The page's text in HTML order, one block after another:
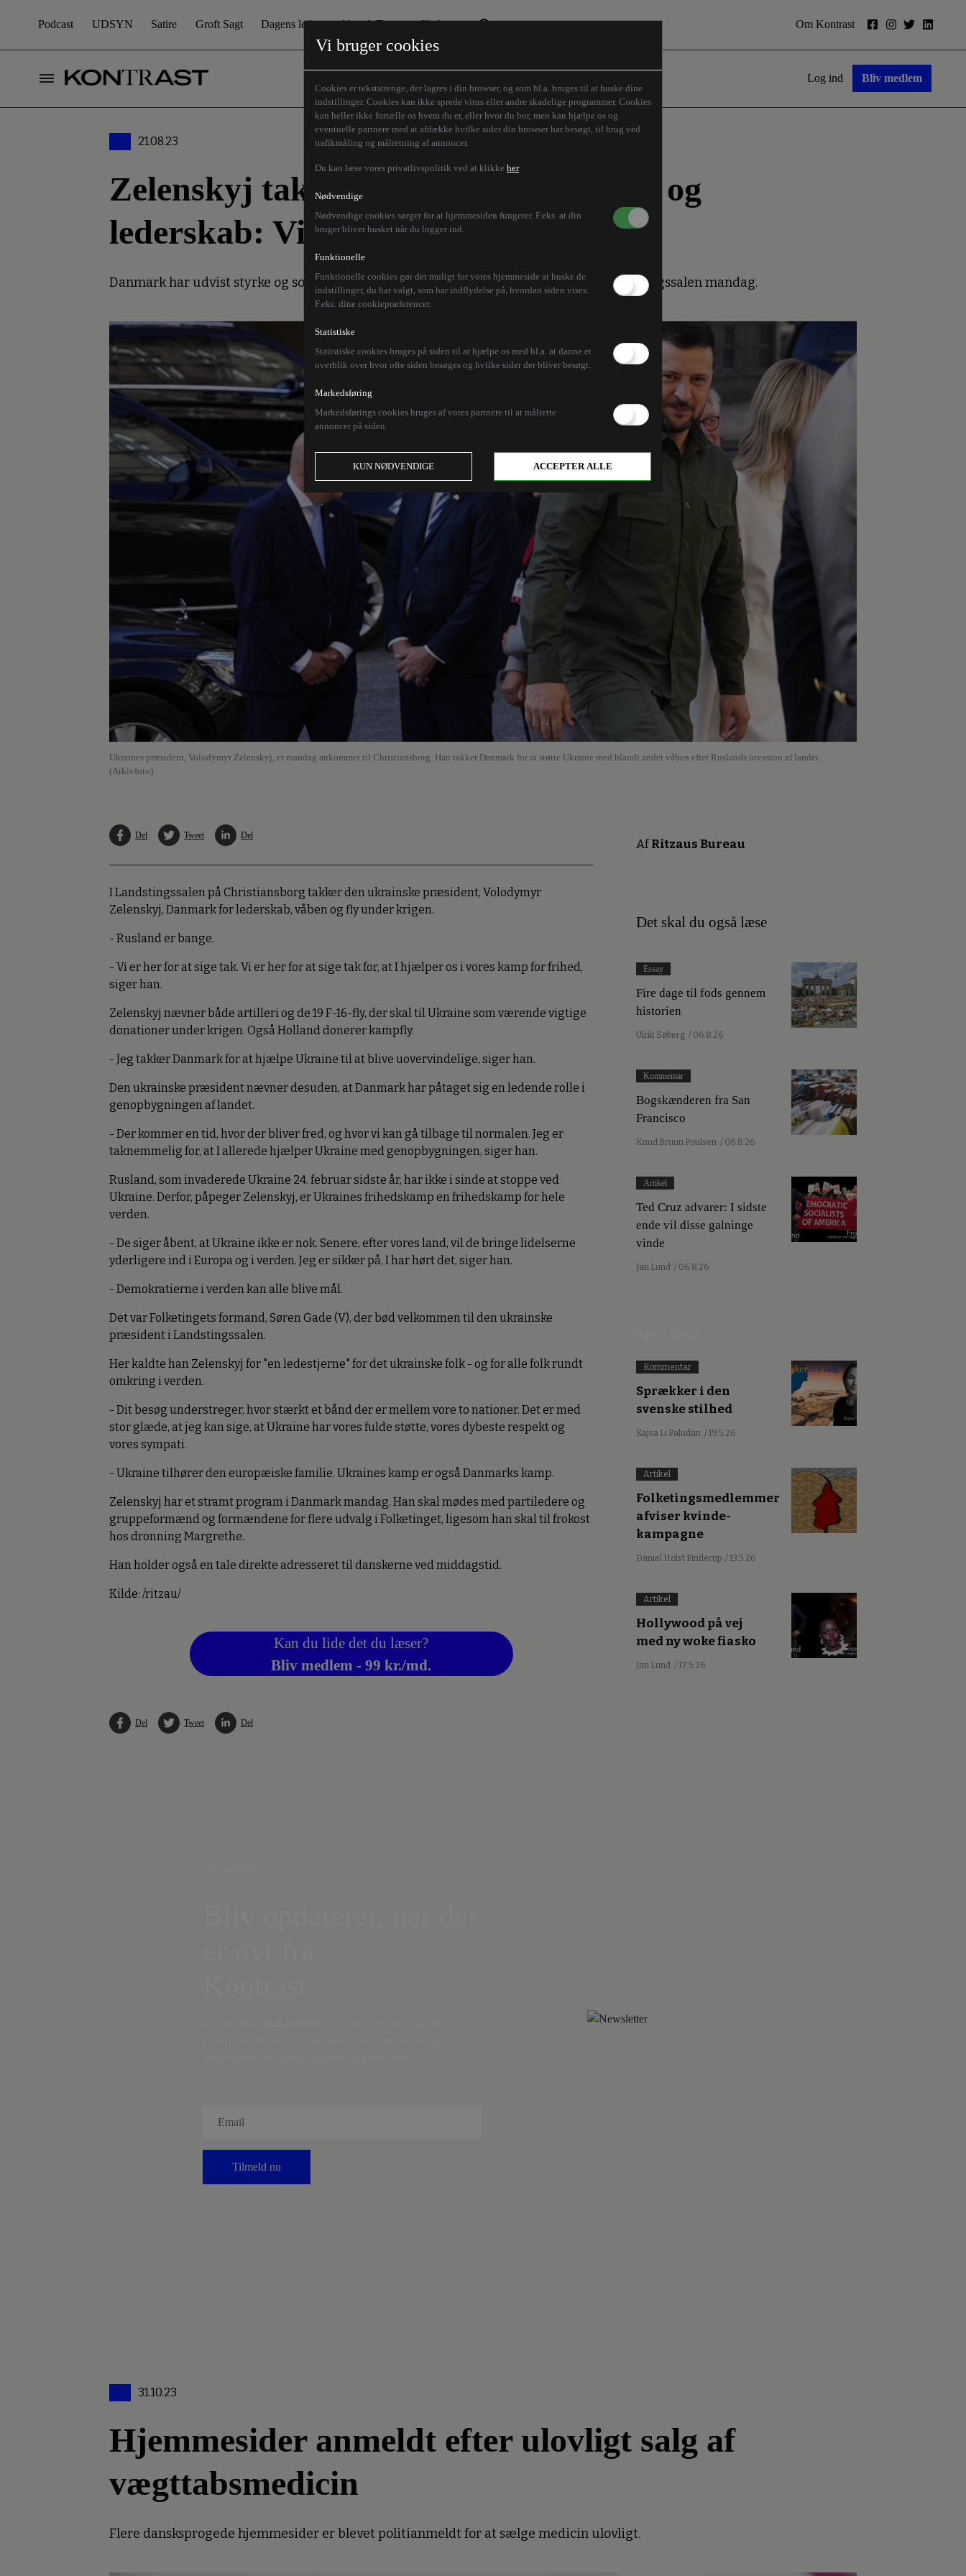
Vi bruger cookies
Cookies er tekststrenge, der lagres i din browser, og som bl.a. bruges til at huske dine
indstillinger. Cookies kan ikke sprede virus eller andre skadelige programmer. Cookies
kan heller ikke fortælle os hvem du er, eller hvor du bor, men kan hjælpe os og
eventuelle partnere med at afdække hvilke sider din browser har besøgt, til brug ved
trafikmåling og målretning af annoncer.
Du kan læse vores privatlivspolitik ved at klikke her
Nødvendige
Nødvendige cookies sørger for at hjemmesiden fungerer. F.eks. at din
bruger bliver husket når du logger ind.
Funktionelle
Funktionelle cookies gør det muligt for vores hjemmeside at huske de
indstillinger, du har valgt, som har indflydelse på, hvordan siden vises.
F.eks. dine cookiepræferencer.
Statistiske
Statistiske cookies bruges på siden til at hjælpe os med bl.a. at danne et
overblik over hvor ofte siden besøges og hvilke sider der bliver besøgt.
Markedsføring
Markedsførings cookies bruges af vores partnere til at målrette
annoncer på siden.
KUN NØDVENDIGE ACCEPTER ALLE
Podcast UDSYN Satire Groft Sagt Dagens leder Aktuelt Tema
Den borgelige brille
Humaniora forfra
Store Danskere
Skribenter
Z-aksen
Om Kontrast
Log ind Bliv medlem
21.08.23
Zelenskyj takker Danmark for våben og
lederskab: Vi stoler på jer
Danmark har udvist styrke og solidaritet under krigen i Ukraine, siger Zelenskyj i Landstingssalen mandag.
Ukraines præsident, Volodymyr Zelenskyj, er mandag ankommet til Christiansborg. Han takker Danmark for at støtte Ukraine med blandt andet våben efter Ruslands invasion af landet.
(Arkivfoto).
Del Tweet Del
I Landstingssalen på Christiansborg takker den ukrainske præsident, Volodymyr
Zelenskyj, Danmark for lederskab, våben og fly under krigen.
- Rusland er bange.
- Vi er her for at sige tak. Vi er her for at sige tak for, at I hjælper os i vores kamp for frihed,
siger han.
Zelenskyj nævner både artilleri og de 19 F-16-fly, der skal til Ukraine som værende vigtige
donationer under krigen. Også Holland donerer kampfly.
- Jeg takker Danmark for at hjælpe Ukraine til at blive uovervindelige, siger han.
Den ukrainske præsident nævner desuden, at Danmark har påtaget sig en ledende rolle i
genopbygningen af landet.
- Der kommer en tid, hvor der bliver fred, og hvor vi kan gå tilbage til normalen. Jeg er
taknemmelig for, at I allerede hjælper Ukraine med genopbygningen, siger han.
Rusland, som invaderede Ukraine 24. februar sidste år, har ikke i sinde at stoppe ved
Ukraine. Derfor, påpeger Zelenskyj, er Ukraines frihedskamp en frihedskamp for hele
verden.
- De siger åbent, at Ukraine ikke er nok. Senere, efter vores land, vil de bringe lidelserne
yderligere ind i Europa og i verden. Jeg er sikker på, I har hørt det, siger han.
- Demokratierne i verden kan alle blive mål.
Det var Folketingets formand, Søren Gade (V), der bød velkommen til den ukrainske
præsident i Landstingssalen.
Her kaldte han Zelenskyj for "en ledestjerne" for det ukrainske folk - og for alle folk rundt
omkring i verden.
- Dit besøg understreger, hvor stærkt et bånd der er mellem vore to nationer. Det er med
stor glæde, at jeg kan sige, at Ukraine har vores fulde støtte, vores dybeste respekt og
vores sympati.
- Ukraine tilhører den europæiske familie. Ukraines kamp er også Danmarks kamp.
Zelenskyj har et stramt program i Danmark mandag. Han skal mødes med partiledere og
gruppeformænd og formændene for flere udvalg i Folketinget, ligesom han skal til frokost
hos dronning Margrethe.
Han holder også en tale direkte adresseret til danskerne ved middagstid.
Kilde: /ritzau/
Kan du lide det du læser?
Bliv medlem - 99 kr./md.
Del Tweet Del
AfRitzaus Bureau
Det skal du også læse
Essay
Fire dage til fods gennem
historien
Ulrik Søberg / 06.8.26
Kommentar
Bogskænderen fra San
Francisco
Knud Bruun Poulsen / 06.8.26
Artikel
Ted Cruz advarer: I sidste
ende vil disse galninge
vinde
Jan Lund / 06.8.26
Kommentar
Sprækker i den
svenske stilhed
Kajsa Li Paludan / 19.5.26
Artikel
Folketingsmedlemmer
afviser kvinde-
kampagne
Daniel Holst Pinderup / 13.5.26
Artikel
Hollywood på vej
med ny woke fiasko
Jan Lund / 17.5.26
Tilmeld nu
31.10.23
Hjemmesider anmeldt efter ulovligt salg af
vægttabsmedicin
Flere dansksprogede hjemmesider er blevet politianmeldt for at sælge medicin ulovligt.